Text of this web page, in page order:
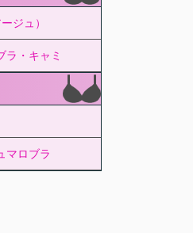
ジュ）
ラ・キャミ
マロブラ